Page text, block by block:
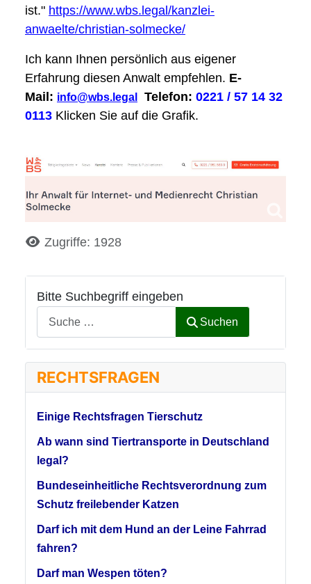
Bitte Suchbegriff eingeben
Suchen
RECHTSFRAGEN
Einige Rechtsfragen Tierschutz
Ab wann sind Tiertransporte in Deutschland
legal?
Bundeseinheitliche Rechtsverordnung zum
Schutz freilebender Katzen
Darf ich mit dem Hund an der Leine Fahrrad
fahren?
Darf man Wespen töten?
ist." https://www.wbs.legal/kanzlei-
anwaelte/christian-solmecke/
Ich kann Ihnen persönlich aus eigener
Erfahrung diesen Anwalt empfehlen. E-
Mail: info@wbs.legal Telefon: 0221 / 57 14 32
0113 Klicken Sie auf die Grafik.
DetailsZugriffe: 1928